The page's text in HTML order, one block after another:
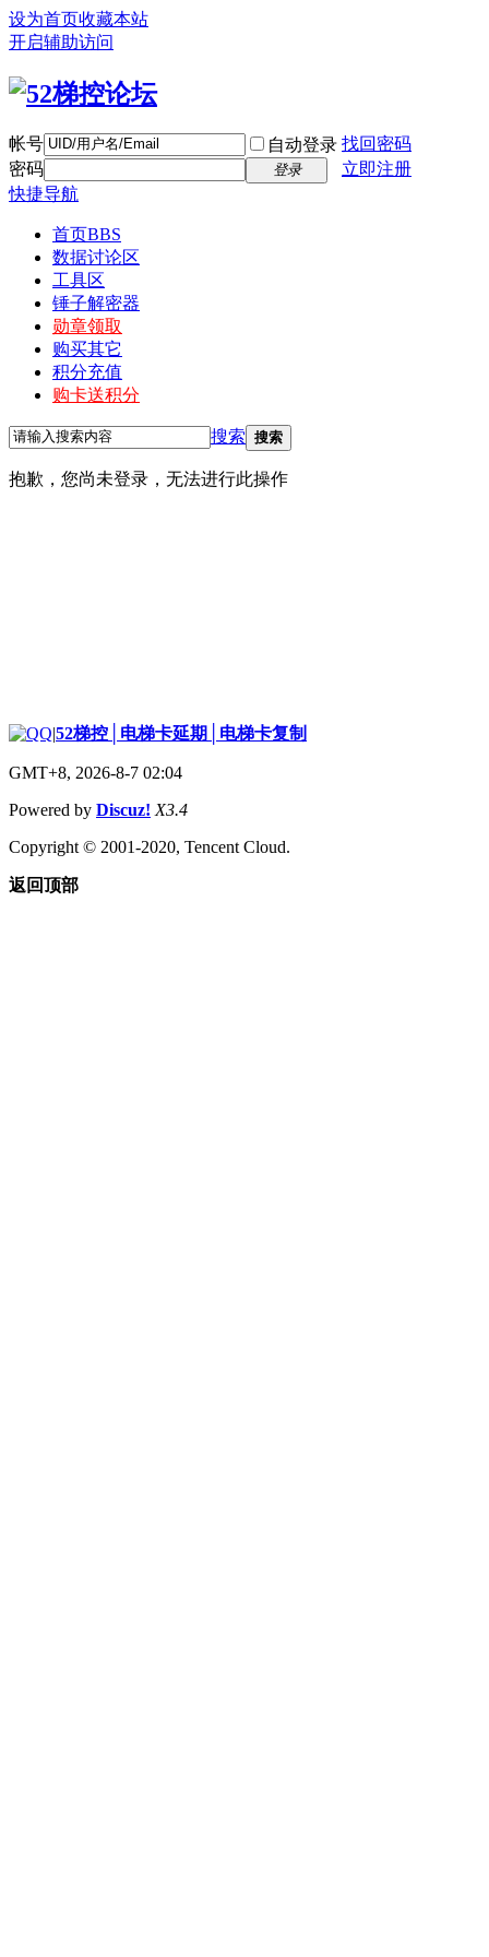
设为首页收藏本站
开启辅助访问
帐号 自动登录 找回密码
密码
登录
立即注册
快捷导航
首页BBS
数据讨论区
工具区
锤子解密器
勋章领取
购买其它
积分充值
购卡送积分
搜索 搜索
抱歉，您尚未登录，无法进行此操作
|52梯控│电梯卡延期│电梯卡复制
GMT+8, 2026-8-7 02:04
Powered by Discuz! X3.4
Copyright © 2001-2020, Tencent Cloud.
返回顶部